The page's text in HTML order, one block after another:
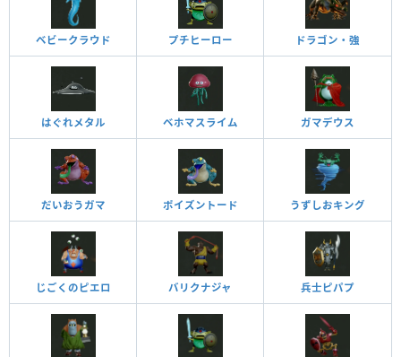
ベビークラウド プチヒーロー ドラゴン・強
はぐれメタル ベホマスライム ガマデウス
だいおうガマ ポイズントード うずしおキング
じごくのピエロ バリクナジャ 兵士ピパプ